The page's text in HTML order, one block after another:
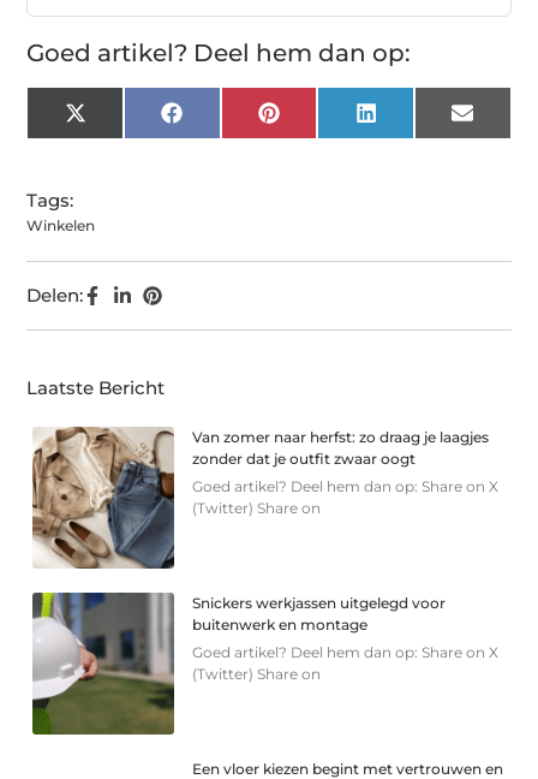
Goed artikel? Deel hem dan op:
X
(Twitter)
FacebookPinterest LinkedIn Email
Tags:
Winkelen
Delen:
Laatste Bericht
Van zomer naar herfst: zo draag je laagjes
zonder dat je outfit zwaar oogt
Goed artikel? Deel hem dan op: Share on X
(Twitter) Share on
Snickers werkjassen uitgelegd voor
buitenwerk en montage
Goed artikel? Deel hem dan op: Share on X
(Twitter) Share on
Een vloer kiezen begint met vertrouwen en